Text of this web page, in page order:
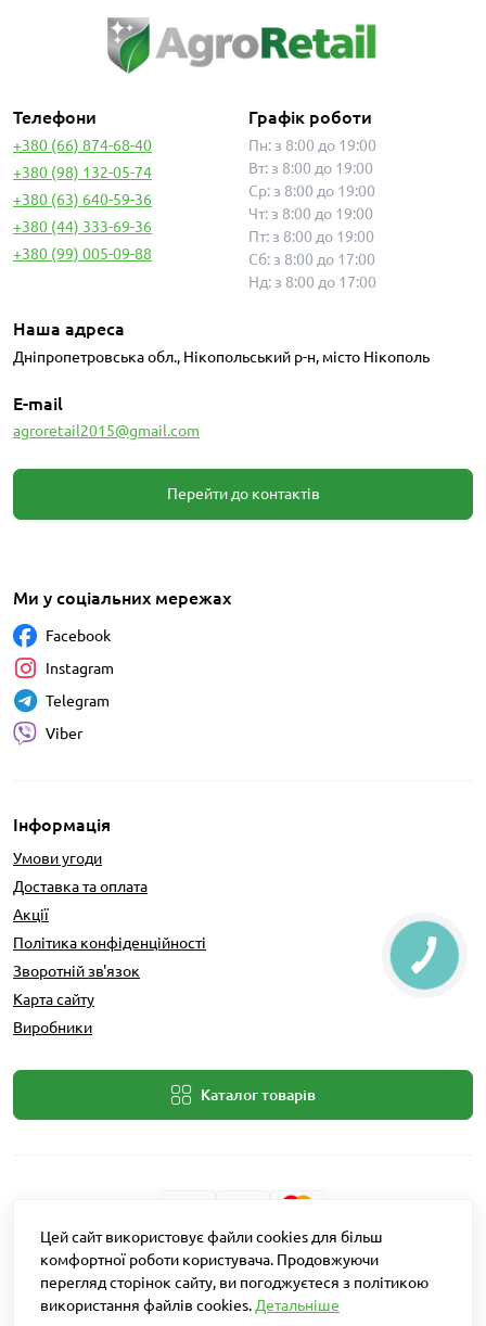
Телефони
+380 (66) 874-68-40
+380 (98) 132-05-74
+380 (63) 640-59-36
+380 (44) 333-69-36
+380 (99) 005-09-88
Графік роботи
Пн: з 8:00 до 19:00
Вт: з 8:00 до 19:00
Ср: з 8:00 до 19:00
Чт: з 8:00 до 19:00
Пт: з 8:00 до 19:00
Сб: з 8:00 до 17:00
Нд: з 8:00 до 17:00
Наша адреса
Дніпропетровська обл., Нікопольський р-н, місто Нікополь
E-mail
agroretail2015@gmail.com
Перейти до контактів
Інформація
Умови угоди
Доставка та оплата
Акції
Політика конфіденційності
Зворотній зв'язок
Карта сайту
Виробники
Каталог товарів
Ми у соціальних мережах
Facebook
Instagram
Telegram
Viber
Розробник: Intent Solutions
Агро Рітейл © 2026
Цей сайт використовує файли cookies для більш
комфортної роботи користувача. Продовжуючи
перегляд сторінок сайту, ви погоджуєтеся з політикою
використання файлів cookies. Детальніше